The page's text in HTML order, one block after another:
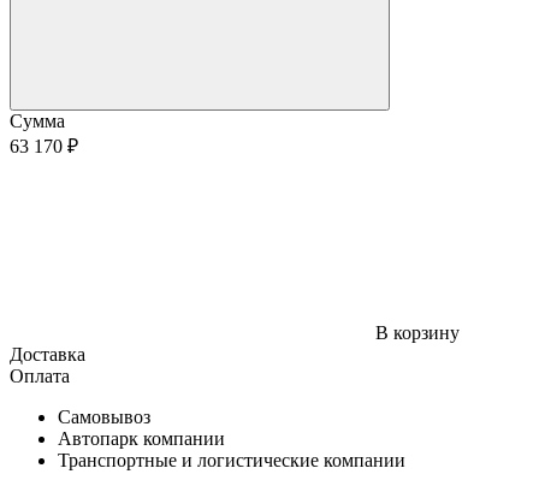
Сумма
63 170 ₽
В корзину
Доставка
Оплата
Самовывоз
Автопарк компании
Транспортные и логистические компании